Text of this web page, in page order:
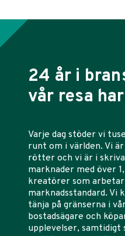
24 år i
vår resa
Varje dag stöder vi
runt om i världen. Vi
rötter och vi är i
marknader med över
kreatörer som
marknadsstandard.
tänja på gränserna i
bostadsägare och
upplevelser, samtidigt